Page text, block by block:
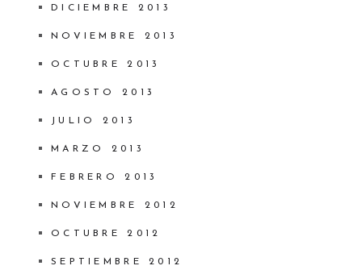
DICIEMBRE 2013
NOVIEMBRE 2013
OCTUBRE 2013
AGOSTO 2013
JULIO 2013
MARZO 2013
FEBRERO 2013
NOVIEMBRE 2012
OCTUBRE 2012
SEPTIEMBRE 2012